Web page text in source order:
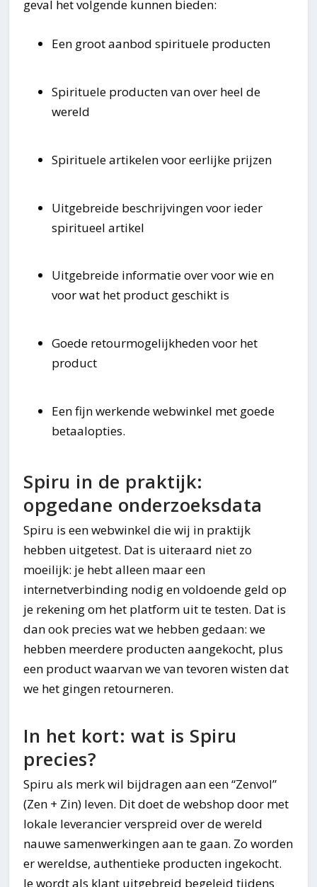
geval het volgende kunnen bieden:
Een groot aanbod spirituele producten
Spirituele producten van over heel de
wereld
Spirituele artikelen voor eerlijke prijzen
Uitgebreide beschrijvingen voor ieder
spiritueel artikel
Uitgebreide informatie over voor wie en
voor wat het product geschikt is
Goede retourmogelijkheden voor het
product
Een fijn werkende webwinkel met goede
betaalopties.
Spiru in de praktijk:
opgedane onderzoeksdata
Spiru is een webwinkel die wij in praktijk
hebben uitgetest. Dat is uiteraard niet zo
moeilijk: je hebt alleen maar een
internetverbinding nodig en voldoende geld op
je rekening om het platform uit te testen. Dat is
dan ook precies wat we hebben gedaan: we
hebben meerdere producten aangekocht, plus
een product waarvan we van tevoren wisten dat
we het gingen retourneren.
In het kort: wat is Spiru
precies?
Spiru als merk wil bijdragen aan een “Zenvol”
(Zen + Zin) leven. Dit doet de webshop door met
lokale leverancier verspreid over de wereld
nauwe samenwerkingen aan te gaan. Zo worden
er wereldse, authentieke producten ingekocht.
Je wordt als klant uitgebreid begeleid tijdens